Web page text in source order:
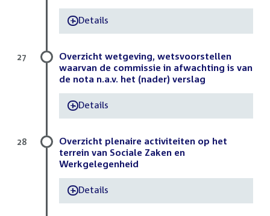
-Details
Overzicht wetgeving, wetsvoorstellen
waarvan de commissie in afwachting is van
de nota n.a.v. het (nader) verslag
-Details
27
Overzicht plenaire activiteiten op het
terrein van Sociale Zaken en
Werkgelegenheid
-Details
28